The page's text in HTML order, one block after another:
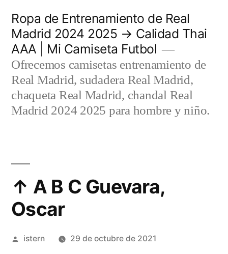
contenido
Ropa de Entrenamiento de Real
Madrid 2024 2025 → Calidad Thai
AAA | Mi Camiseta Futbol
Ofrecemos camisetas entrenamiento de
Real Madrid, sudadera Real Madrid,
chaqueta Real Madrid, chandal Real
Madrid 2024 2025 para hombre y niño.
↑ A B C Guevara,
Oscar
Publicado
istern 29 de octubre de 2021